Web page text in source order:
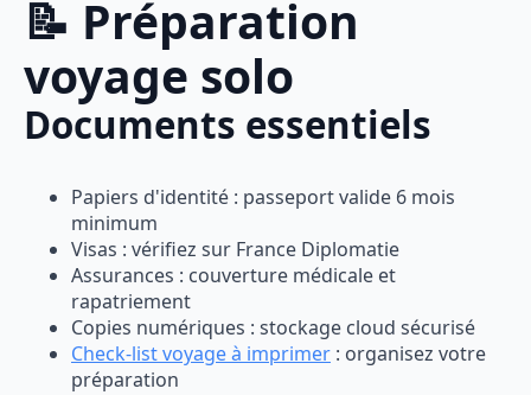
📝 Préparation
voyage solo
Documents essentiels
Papiers d'identité : passeport valide 6 mois
minimum
Visas : vérifiez sur France Diplomatie
Assurances : couverture médicale et
rapatriement
Copies numériques : stockage cloud sécurisé
Check-list voyage à imprimer : organisez votre
préparation